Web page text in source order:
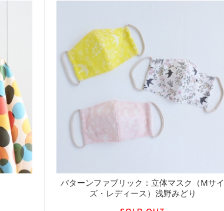
パターンファブリック：立体マスク（Mサイ
ズ・レディース）浅野みどり